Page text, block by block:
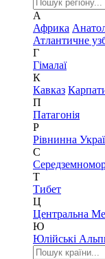
А
Африка
Атлантичне
Г
Гімалаї
К
Кавказ
П
Патагонія
Р
Рівнинна
С
Т
Тибет
Ц
Центральна
Ю
Юлійські